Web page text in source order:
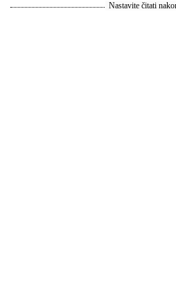
Nastavite čitati